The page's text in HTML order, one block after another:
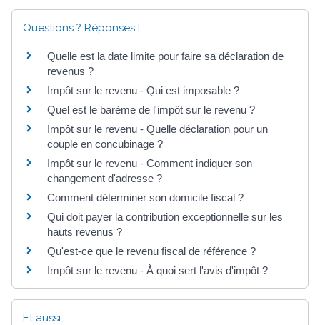
Questions ? Réponses !
Quelle est la date limite pour faire sa déclaration de
revenus ?
Impôt sur le revenu - Qui est imposable ?
Quel est le barème de l'impôt sur le revenu ?
Impôt sur le revenu - Quelle déclaration pour un
couple en concubinage ?
Impôt sur le revenu - Comment indiquer son
changement d'adresse ?
Comment déterminer son domicile fiscal ?
Qui doit payer la contribution exceptionnelle sur les
hauts revenus ?
Qu'est-ce que le revenu fiscal de référence ?
Impôt sur le revenu - À quoi sert l'avis d'impôt ?
Et aussi